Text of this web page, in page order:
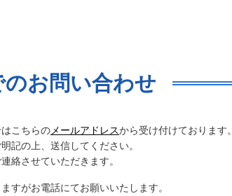
のお問い合わせ
こちらの メールアドレスから受け付けております。
記の上、送信してください。
絡させていただきます。
すがお電話にてお願いいたします。